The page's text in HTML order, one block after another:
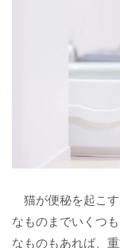
猫が便秘を起こ
なものまでいくつ
なものもあれば、